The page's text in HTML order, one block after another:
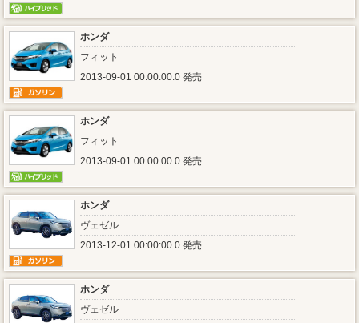
ホンダ
フィット
2013-09-01 00:00:00.0 発売
ホンダ
フィット
2013-09-01 00:00:00.0 発売
ホンダ
ヴェゼル
2013-12-01 00:00:00.0 発売
ホンダ
ヴェゼル